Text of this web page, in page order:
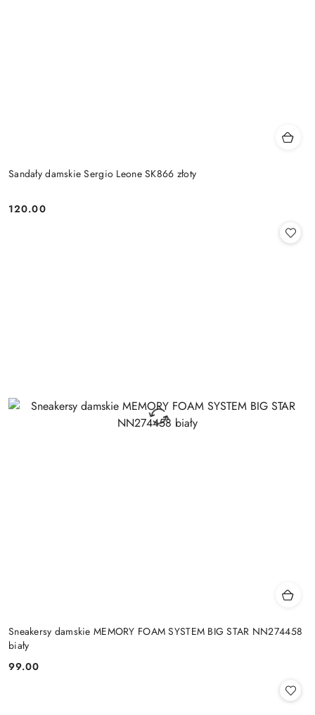
Sandały damskie Sergio Leone SK866 złoty
Cena:
120.00
Sneakersy damskie MEMORY FOAM SYSTEM BIG STAR NN274458
biały
Cena:
99.00